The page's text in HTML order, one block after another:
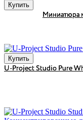
Купить
Миниатюра
Купить
U-Project Studio Pure